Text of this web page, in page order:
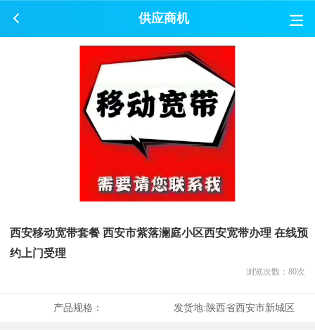
供应商机
西安移动宽带套餐 西安市紫落澜庭小区西安宽带办理 在线预
约上门受理
浏览次数： 80次
产品规格： 发货地:陕西省西安市新城区